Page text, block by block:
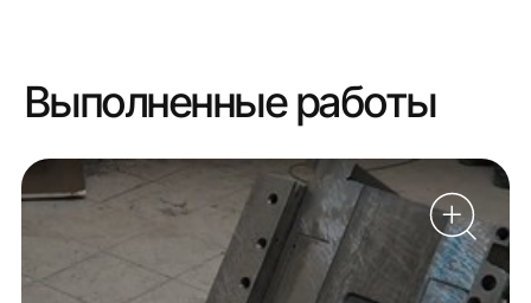
Выполненные работы